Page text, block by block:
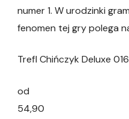
numer 1. W urodzinki
fenomen tej gry polega
Trefl Chińczyk Deluxe
od
54,90